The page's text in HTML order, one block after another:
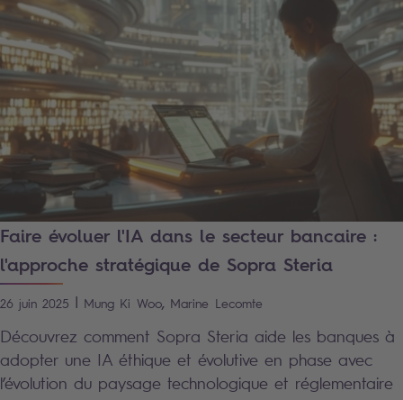
Faire évoluer l'IA dans le secteur bancaire :
l'approche stratégique de Sopra Steria
26 juin 2025 | Mung Ki Woo, Marine Lecomte
Découvrez comment Sopra Steria aide les banques à
adopter une IA éthique et évolutive en phase avec
l’évolution du paysage technologique et réglementaire